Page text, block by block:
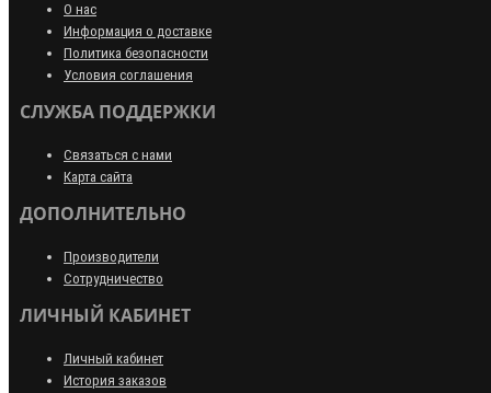
О нас
Информация о доставке
Политика безопасности
Условия соглашения
СЛУЖБА ПОДДЕРЖКИ
Связаться с нами
Карта сайта
ДОПОЛНИТЕЛЬНО
Производители
Сотрудничество
ЛИЧНЫЙ КАБИНЕТ
Личный кабинет
История заказов